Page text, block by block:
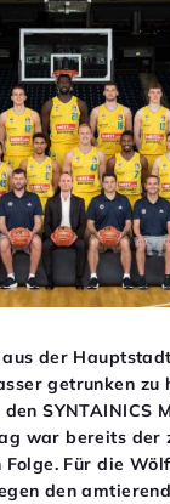
der
getrunken zu
SYNTAINICS
war bereits der
Für die
den